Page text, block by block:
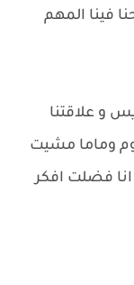
فينا المهم
و علاقتنا
وماما مشيت
انا فضلت افكر